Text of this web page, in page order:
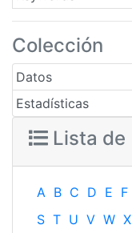
Colección
Datos
Estadísticas
Lista de
A B C D E F
S T U V W X